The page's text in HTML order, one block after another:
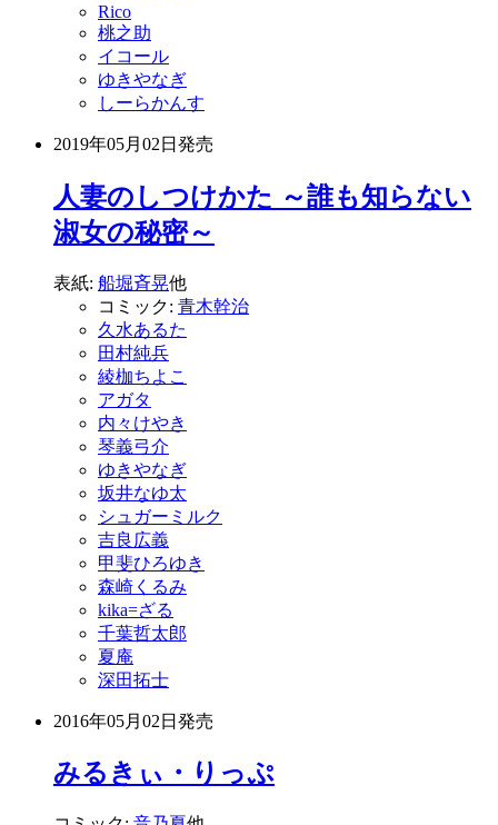
Rico
桃之助
イコール
ゆきやなぎ
しーらかんす
2019年05月02日 発売
人妻のしつけかた ～誰も知らない
淑女の秘密～
表紙: 船堀斉晃他
コミック: 青木幹治
久水あるた
田村純兵
綾枷ちよこ
アガタ
内々けやき
琴義弓介
ゆきやなぎ
坂井なゆ太
シュガーミルク
吉良広義
甲斐ひろゆき
森崎くるみ
kika=ざる
千葉哲太郎
夏庵
深田拓士
2016年05月02日 発売
みるきぃ・りっぷ